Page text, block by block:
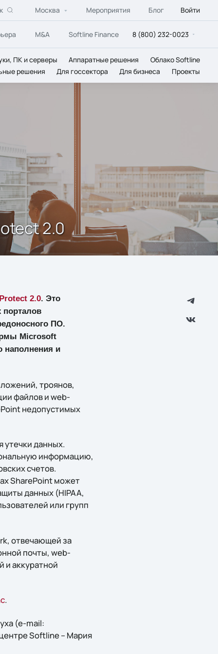
Москва Мероприятия Блог Войти
M&A Softline Finance 8 (800) 232-0023
ПК и серверы Аппаратные решения
Облако Softline
решения Для госсектора Для бизнеса Проекты
2.0
2.0. Это
ПО.
Microsoft
наполнения и
троянов,
файлов и web-
недопустимых
данных.
информацию,
счетов.
SharePoint может
данных (HIPAA,
или групп
отвечающей за
почты, web-
и аккуратной
.
(e-mail:
Softline – Мария